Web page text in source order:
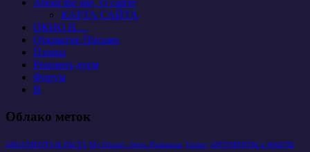
About the site, О сайте
КАРТА САЙТА
ОКНО В…
Открытое Письмо
Планы
Рекомен-дуем
Форум
Я
Облако меток
ARGUMENTS & FACTS My Friend - Snow Pedestrian Twitter АРГУМЕНТЫ и ФАКТЫ